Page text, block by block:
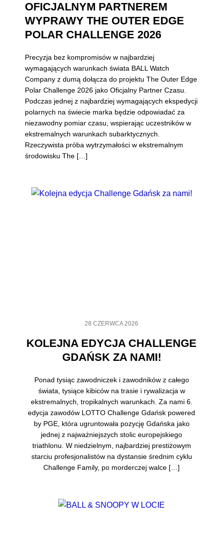
OFICJALNYM PARTNEREM
WYPRAWY THE OUTER EDGE
POLAR CHALLENGE 2026
Precyzja bez kompromisów w najbardziej
wymagających warunkach świata BALL Watch
Company z dumą dołącza do projektu The Outer Edge
Polar Challenge 2026 jako Oficjalny Partner Czasu.
Podczas jednej z najbardziej wymagających ekspedycji
polarnych na świecie marka będzie odpowiadać za
niezawodny pomiar czasu, wspierając uczestników w
ekstremalnych warunkach subarktycznych.
Rzeczywista próba wytrzymałości w ekstremalnym
środowisku The […]
28 CZERWCA 2026
KOLEJNA EDYCJA CHALLENGE
GDAŃSK ZA NAMI!
Ponad tysiąc zawodniczek i zawodników z całego
świata, tysiące kibiców na trasie i rywalizacja w
ekstremalnych, tropikalnych warunkach. Za nami 6.
edycja zawodów LOTTO Challenge Gdańsk powered
by PGE, która ugruntowała pozycję Gdańska jako
jednej z najważniejszych stolic europejskiego
triathlonu. W niedzielnym, najbardziej prestiżowym
starciu profesjonalistów na dystansie średnim cyklu
Challenge Family, po morderczej walce […]